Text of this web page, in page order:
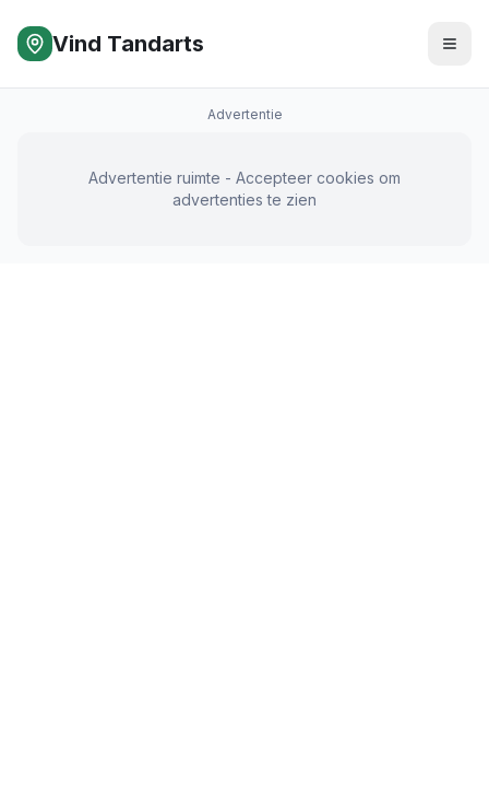
Vind Tandarts
Advertentie
Advertentie ruimte - Accepteer cookies om
advertenties te zien